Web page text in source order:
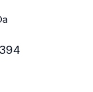
< 0,010394